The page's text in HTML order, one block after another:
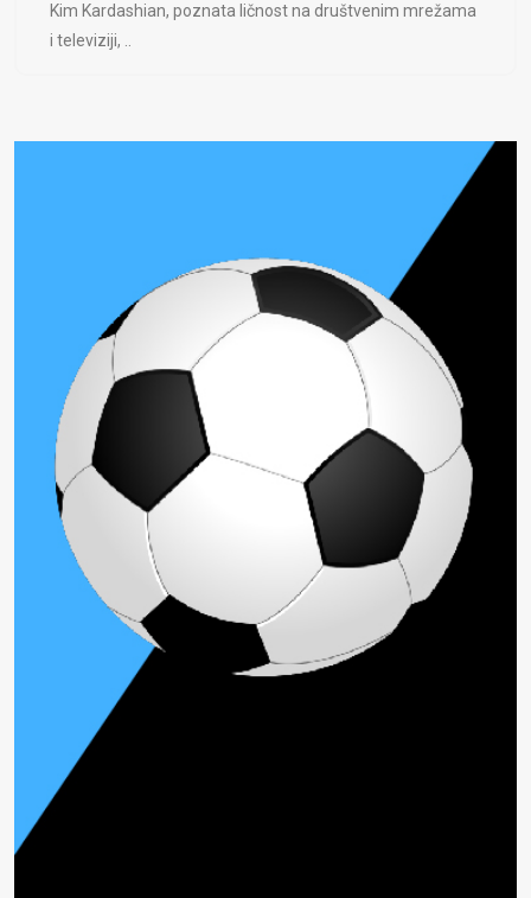
Kim Kardashian, poznata ličnost na društvenim mrežama
i televiziji, ..